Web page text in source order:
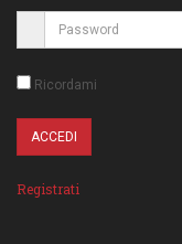
Ricordami
Registrati